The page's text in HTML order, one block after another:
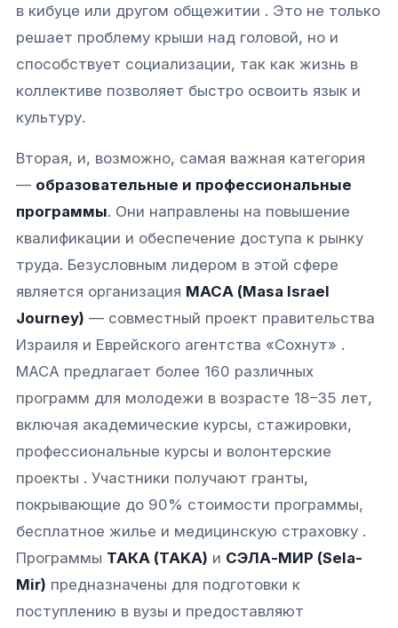
в кибуце или другом общежитии . Это не только
решает проблему крыши над головой, но и
способствует социализации, так как жизнь в
коллективе позволяет быстро освоить язык и
культуру.
Вторая, и, возможно, самая важная категория
— образовательные и профессиональные
программы. Они направлены на повышение
квалификации и обеспечение доступа к рынку
труда. Безусловным лидером в этой сфере
является организация МАСА (Masa Israel
Journey) — совместный проект правительства
Израиля и Еврейского агентства «Сохнут» .
МАСА предлагает более 160 различных
программ для молодежи в возрасте 18–35 лет,
включая академические курсы, стажировки,
профессиональные курсы и волонтерские
проекты . Участники получают гранты,
покрывающие до 90% стоимости программы,
бесплатное жилье и медицинскую страховку .
Программы ТАКА (TAKA) и СЭЛА-МИР (Sela-
Mir) предназначены для подготовки к
поступлению в вузы и предоставляют